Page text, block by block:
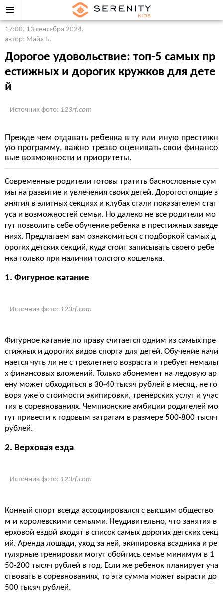
17:00, 13 сентября 2024,
автор: Майя Б.
Дорогое удовольствие: топ-5 самых пр
естижных и дорогих кружков для дете
й
Источник фото: 123rf.com
Прежде чем отдавать ребенка в ту или иную престижн
ую программу, важно трезво оценивать свои финансо
вые возможности и приоритеты.
Современные родители готовы тратить баснословные сум
мы на развитие и увлечения своих детей. Дорогостоящие з
анятия в элитных секциях и клубах стали показателем стат
уса и возможностей семьи. Но далеко не все родители мо
гут позволить себе обучение ребенка в престижных заведе
ниях. Предлагаем вам ознакомиться с подборкой самых д
орогих детских секций, куда стоит записывать своего ребе
нка только при наличии толстого кошелька.
1. Фигурное катание
Источник фото: 123rf.com
Фигурное катание по праву считается одним из самых пре
стижных и дорогих видов спорта для детей. Обучение начи
нается чуть ли не с трехлетнего возраста и требует немалы
х финансовых вложений. Только абонемент на ледовую ар
ену может обходиться в 30-40 тысяч рублей в месяц, не го
воря уже о стоимости экипировки, тренерских услуг и учас
тия в соревнованиях. Чемпионские амбиции родителей мо
гут привести к годовым затратам в размере 500-800 тысяч
рублей.
2. Верховая езда
Источник фото: 123rf.com
Конный спорт всегда ассоциировался с высшим общество
м и королевскими семьями. Неудивительно, что занятия в
ерховой ездой входят в список самых дорогих детских секц
ий. Аренда лошади, уход за ней, экипировка всадника и ре
гулярные тренировки могут обойтись семье минимум в 1
50-200 тысяч рублей в год. Если же ребенок планирует уча
ствовать в соревнованиях, то эта сумма может вырасти до
500 тысяч рублей.